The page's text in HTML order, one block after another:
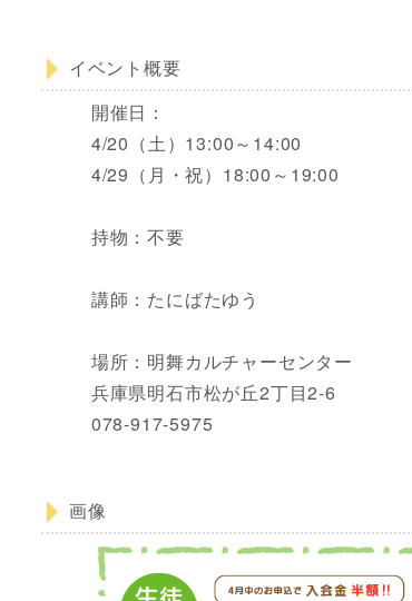
イベント概要
開催日：
4/20（土）13:00～14:00
4/29（月・祝）18:00～19:00
持物：不要
講師：たにばたゆう
場所：明舞カルチャーセンター
兵庫県明石市松が丘2丁目2-6
078-917-5975
画像